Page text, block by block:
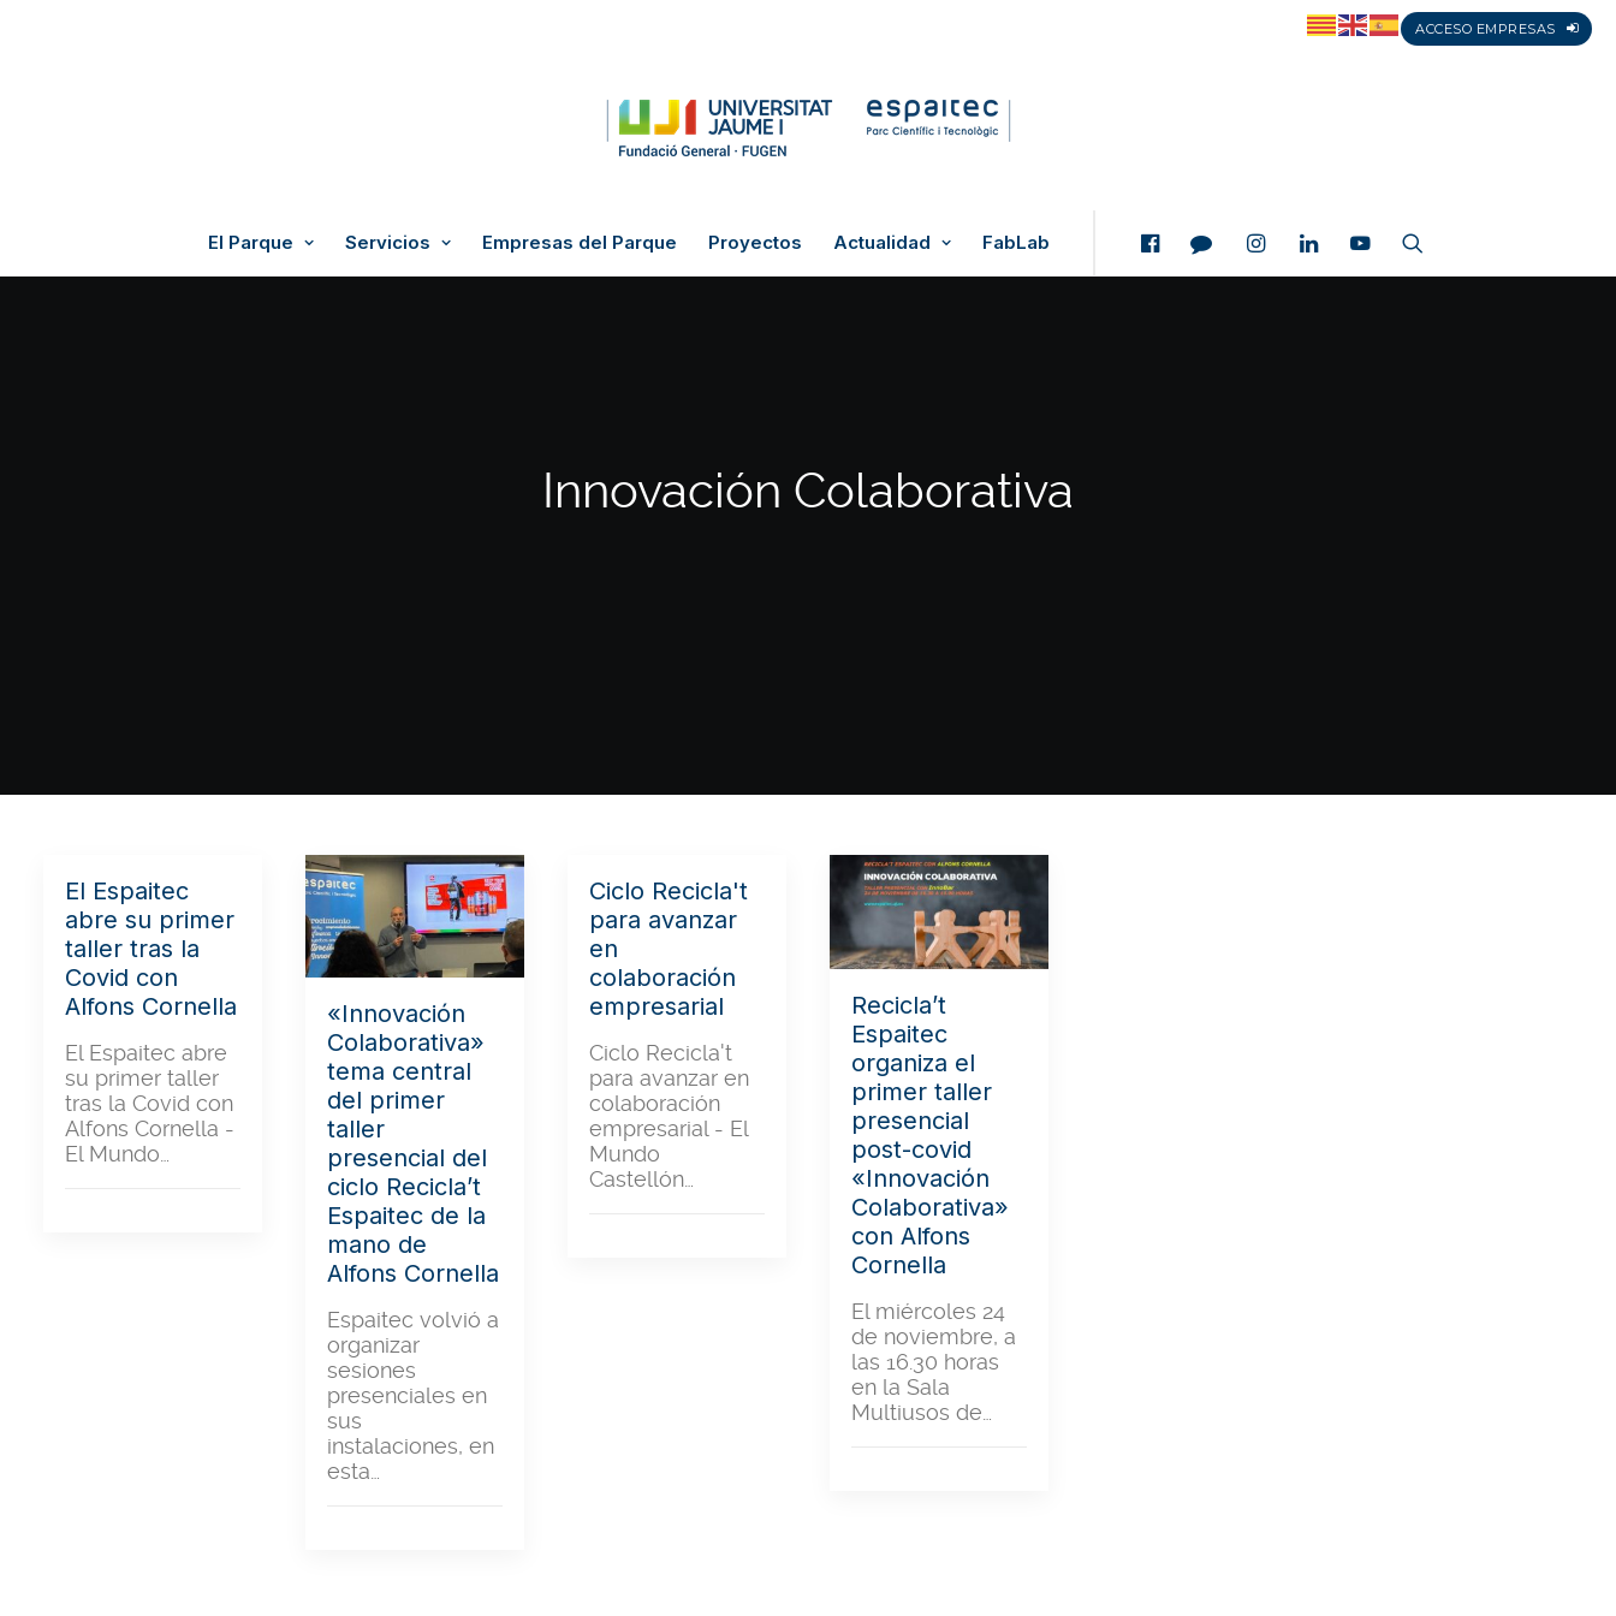
ACCESO EMPRESAS
El Parque Servicios Empresas del Parque Proyectos Actualidad FabLab
Innovación Colaborativa
El Espaitec
abre su primer
taller tras la
Covid con
Alfons Cornella
El Espaitec abre
su primer taller
tras la Covid con
Alfons Cornella -
El Mundo…
«Innovación
Colaborativa»
tema central
del primer
taller
presencial del
ciclo Recicla’t
Espaitec de la
mano de
Alfons Cornella
Espaitec volvió a
organizar
sesiones
presenciales en
sus
instalaciones, en
esta…
Ciclo Recicla't
para avanzar
en
colaboración
empresarial
Ciclo Recicla't
para avanzar en
colaboración
empresarial - El
Mundo
Castellón…
Recicla’t
Espaitec
organiza el
primer taller
presencial
post-covid
«Innovación
Colaborativa»
con Alfons
Cornella
El miércoles 24
de noviembre, a
las 16.30 horas
en la Sala
Multiusos de…